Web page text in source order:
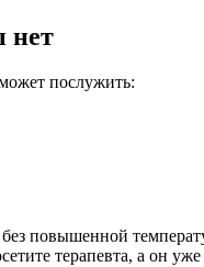
нет
послужить:
повышенной
терапевта, а он